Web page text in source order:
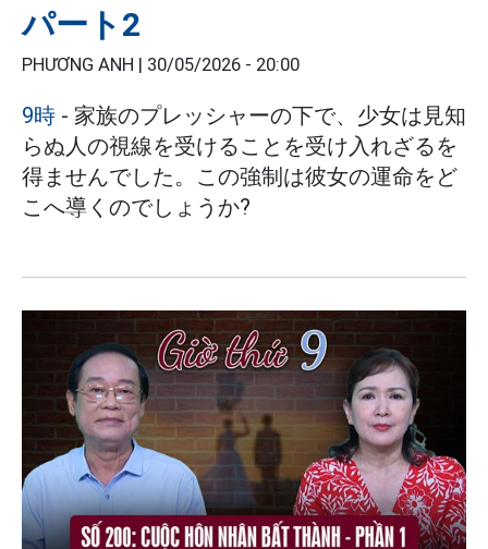
パート2
PHƯƠNG ANH | 30/05/2026 - 20:00
9時 - 家族のプレッシャーの下で、少女は見知
らぬ人の視線を受けることを受け入れざるを
得ませんでした。この強制は彼女の運命をど
こへ導くのでしょうか?